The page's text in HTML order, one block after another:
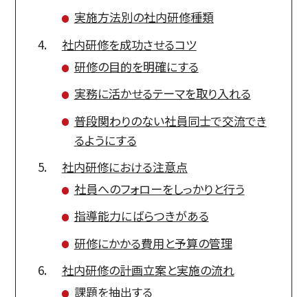
実施方法別の社内研修種類
社内研修を成功させるコツ
研修の目的を明確にする
実務に活かせるテーマを取り入れる
普段関わりのない社員同士で交流でき
るようにする
社内研修における注意点
社員へのフォローをしっかりと行う
指導能力にばらつきがある
研修にかかる費用と予算の管理
社内研修の計画立案と実施の流れ
課題を抽出する